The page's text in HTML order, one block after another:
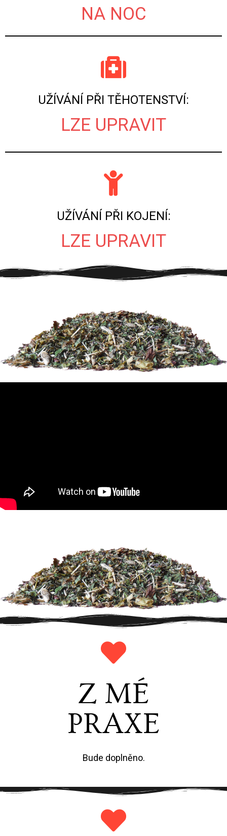
NA NOC
UŽÍVÁNÍ PŘI TĚHOTENSTVÍ:
LZE UPRAVIT
UŽÍVÁNÍ PŘI KOJENÍ:
LZE UPRAVIT
Z MÉ
PRAXE
Bude doplněno.